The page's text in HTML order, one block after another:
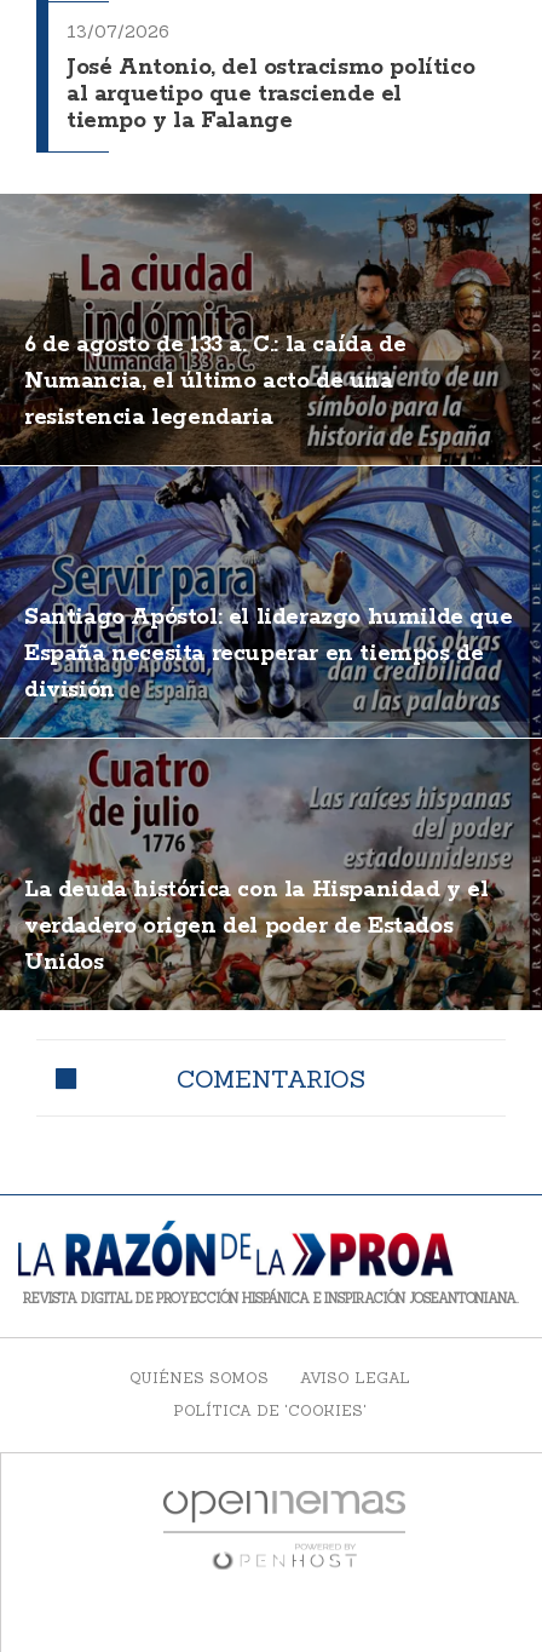
13/07/2026
José Antonio, del ostracismo político
al arquetipo que trasciende el
tiempo y la Falange
6 de agosto de 133 a. C.: la caída de
Numancia, el último acto de una
resistencia legendaria
Santiago Apóstol: el liderazgo humilde que
España necesita recuperar en tiempos de
división
La deuda histórica con la Hispanidad y el
verdadero origen del poder de Estados
Unidos
COMENTARIOS
REVISTA DIGITAL DE PROYECCIÓN HISPÁNICA E INSPIRACIÓN JOSEANTONIANA.
QUIÉNES SOMOS
AVISO LEGAL
POLÍTICA DE 'COOKIES'